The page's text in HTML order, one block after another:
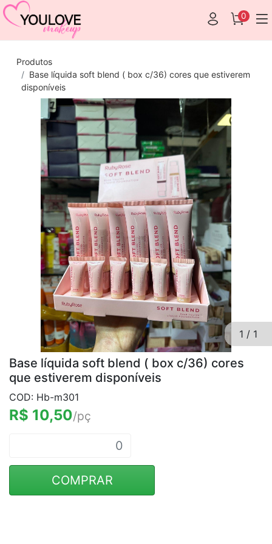
0
Produtos
Base líquida soft blend ( box c/36) cores que estiverem
disponíveis
1 / 1
Base líquida soft blend ( box c/36) cores
que estiverem disponíveis
COD: Hb-m301
R$ 10,50/pç
COMPRAR